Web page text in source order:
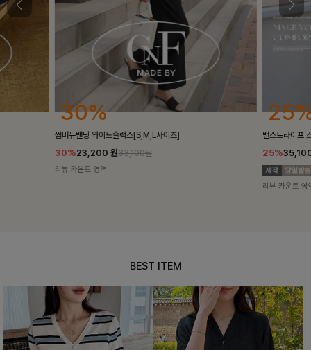
25%
밴스트라이프 스트링원피스
25%35,100원46,800원
12%
쥬린레이스 카
12%
리뷰 카운트 영
BEST ITEM